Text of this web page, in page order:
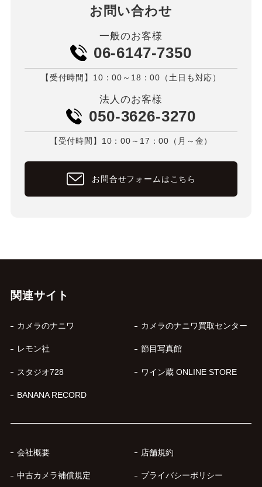
お問い合わせ
一般のお客様
06-6147-7350
【受付時間】10：00～18：00（土日も対応）
法人のお客様
050-3626-3270
【受付時間】10：00～17：00（月～金）
お問合せフォームはこちら
関連サイト
カメラのナニワ カメラのナニワ買取センター
レモン社 節目写真館
スタジオ728 ワイン蔵 ONLINE STORE
BANANA RECORD
会社概要 店舗規約
中古カメラ補償規定 プライバシーポリシー